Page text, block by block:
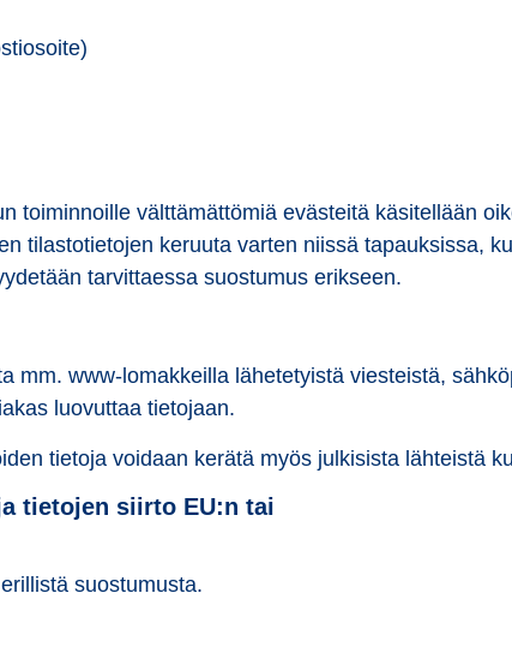
toiminnoille välttämättömiä evästeitä käsitellään
tilastotietojen keruuta varten niissä tapauksissa,
tarvittaessa suostumus erikseen.
mm. www-lomakkeilla lähetetyistä viesteistä,
luovuttaa tietojaan.
tietoja voidaan kerätä myös julkisista lähteistä
tietojen siirto EU:n tai
suostumusta.